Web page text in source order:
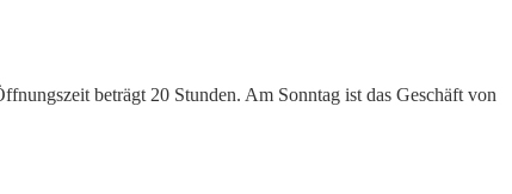
beträgt 20 Stunden. Am Sonntag ist das Geschäft von